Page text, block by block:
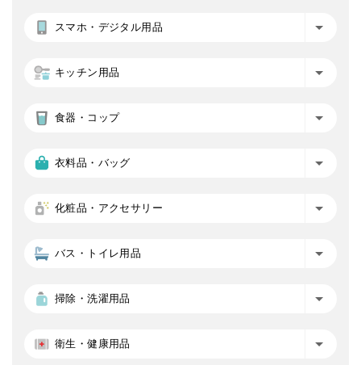
スマホ・デジタル用品
キッチン用品
食器・コップ
衣料品・バッグ
化粧品・アクセサリー
バス・トイレ用品
掃除・洗濯用品
衛生・健康用品